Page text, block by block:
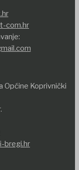
com.hr
Općine Koprivnički
bregi.hr